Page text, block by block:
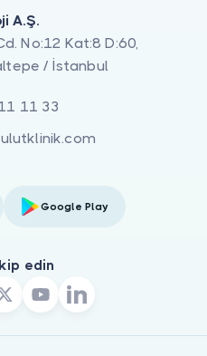
A.Ş.
No:12 Kat:8 D:60,
/ İstanbul
11 33
Google Play
edin